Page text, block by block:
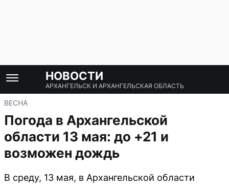
НОВОСТИ
АРХАНГЕЛЬСК И АРХАНГЕЛЬСКАЯ ОБЛАСТЬ
ВЕСНА
Погода в Архангельской
области 13 мая: до +21 и
возможен дождь
В среду, 13 мая, в Архангельской области